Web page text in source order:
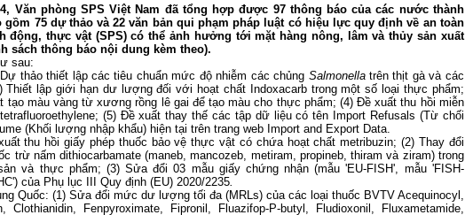
Văn phòng SPS Việt Nam đã tổng hợp được 97 thông báo của các nước thành
gồm 75 dự thảo và 22 văn bản qui phạm pháp luật có hiệu lực quy định về an toàn
động, thực vật (SPS) có thể ảnh hưởng tới mặt hàng nông, lâm và thủy sản xuất
sách thông báo nội dung kèm theo).
sau:
thảo thiết lập các tiêu chuẩn mức độ nhiễm các chủng Salmonellatrên thịt gà và các
Thiết lập giới hạn dư lượng đối với hoạt chất Indoxacarb trong một số loại thực phẩm;
tạo màu vàng từ xương rồng lê gai để tạo màu cho thực phẩm; (4) Đề xuất thu hồi miễn
(5) Đề xuất thay thế các tập dữ liệu có tên Import Refusals (Từ chối
(Khối lượng nhập khẩu) hiện tại trên trang web Import and Export Data.
thu hồi giấy phép thuốc bảo vệ thực vật có chứa hoạt chất metribuzin; (2) Thay đổi
trừ nấm dithiocarbamate (maneb, mancozeb, metiram, propineb, thiram và ziram) trong
và thực phẩm; (3) Sửa đổi 03 mẫu giấy chứng nhận (mẫu 'EU-FISH', mẫu 'FISH-
của Phụ lục III Quy định (EU) 2020/2235.
Quốc: (1) Sửa đổi mức dư lượng tối đa (MRLs) của các loại thuốc BVTV Acequinocyl,
Clothianidin, Fenpyroximate, Fipronil, Fluazifop-P-butyl, Fludioxonil, Fluxametamide,